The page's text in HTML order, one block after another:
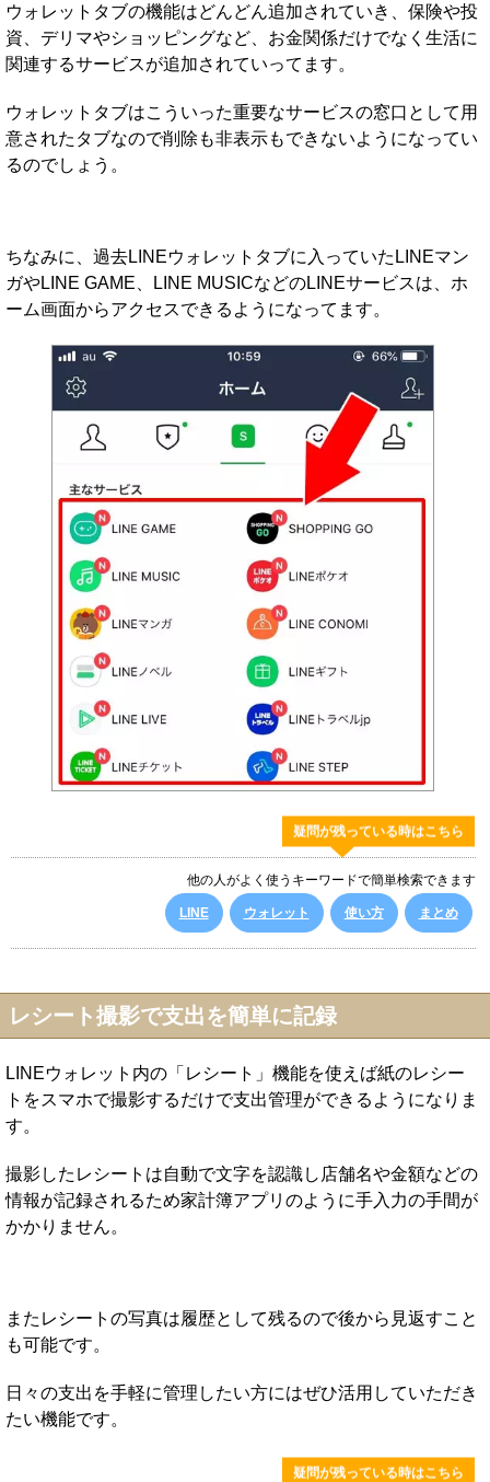
ウォレットタブの機能はどんどん追加されていき、保険や投
資、デリマやショッピングなど、お金関係だけでなく生活に
関連するサービスが追加されていってます。
ウォレットタブはこういった重要なサービスの窓口として用
意されたタブなので削除も非表示もできないようになってい
るのでしょう。
ちなみに、過去LINEウォレットタブに入っていたLINEマン
ガやLINE GAME、LINE MUSICなどのLINEサービスは、ホ
ーム画面からアクセスできるようになってます。
疑問が残っている時はこちら
他の人がよく使うキーワードで簡単検索できます
LINE ウォレット 使い方 まとめ
レシート撮影で支出を簡単に記録
LINEウォレット内の「レシート」機能を使えば紙のレシー
トをスマホで撮影するだけで支出管理ができるようになりま
す。
撮影したレシートは自動で文字を認識し店舗名や金額などの
情報が記録されるため家計簿アプリのように手入力の手間が
かかりません。
またレシートの写真は履歴として残るので後から見返すこと
も可能です。
日々の支出を手軽に管理したい方にはぜひ活用していただき
たい機能です。
疑問が残っている時はこちら